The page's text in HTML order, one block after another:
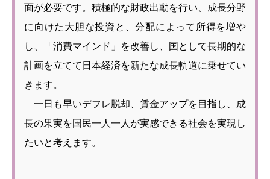
面が必要です。積極的な財政出動を行い、成長分野
に向けた大胆な投資と、分配によって所得を増や
し、「消費マインド」を改善し、国として長期的な
計画を立てて日本経済を新たな成長軌道に乗せてい
きます。
一日も早いデフレ脱却、賃金アップを目指し、成
長の果実を国民一人一人が実感できる社会を実現し
たいと考えます。